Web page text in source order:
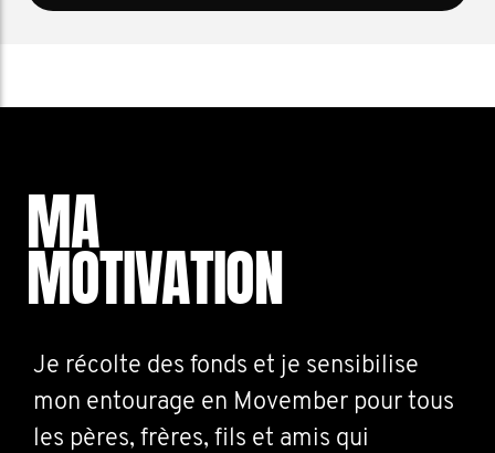
MA
MOTIVATION
Je récolte des fonds et je sensibilise
mon entourage en Movember pour tous
les pères, frères, fils et amis qui